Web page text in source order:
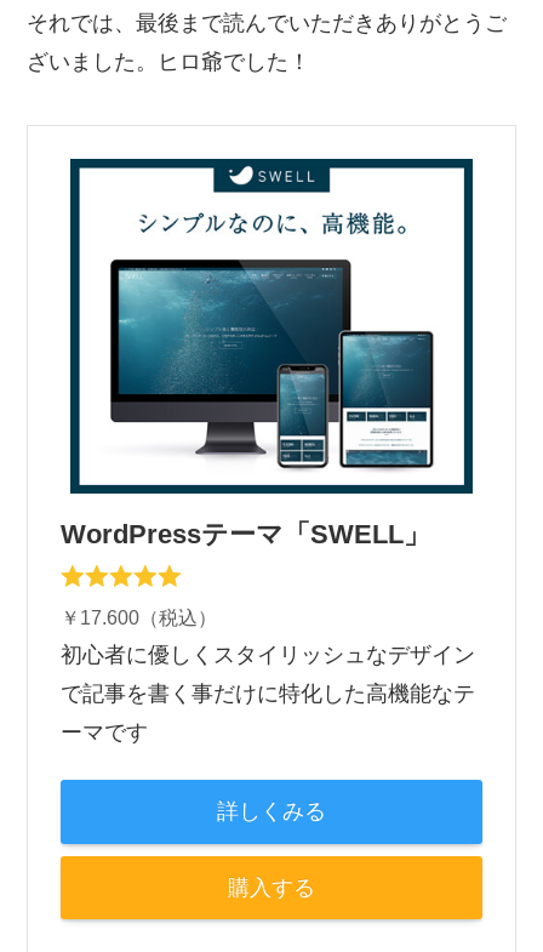
それでは、最後まで読んでいただきありがとうご
ざいました。ヒロ爺でした！
WordPressテーマ「SWELL」
￥17.600（税込）
初心者に優しくスタイリッシュなデザイン
で記事を書く事だけに特化した高機能なテ
ーマです
詳しくみる
購入する